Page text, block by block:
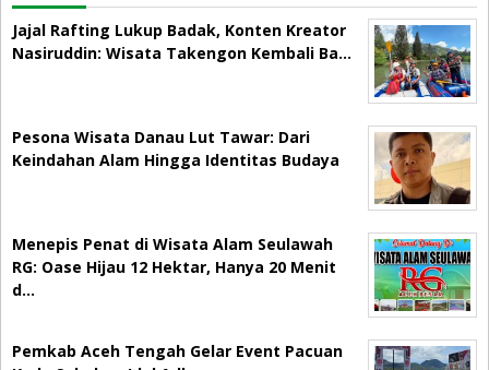
Jajal Rafting Lukup Badak, Konten Kreator
Nasiruddin: Wisata Takengon Kembali Ba…
Pesona Wisata Danau Lut Tawar: Dari
Keindahan Alam Hingga Identitas Budaya
Menepis Penat di Wisata Alam Seulawah
RG: Oase Hijau 12 Hektar, Hanya 20 Menit
d…
Pemkab Aceh Tengah Gelar Event Pacuan